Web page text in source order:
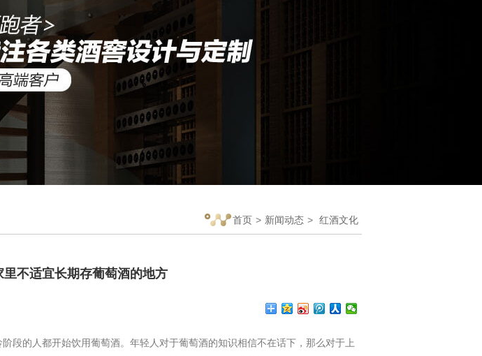
首页 > 新闻动态 > 红酒文化
里不适宜长期存葡萄酒的地方
的人都开始饮用葡萄酒。年轻人对于葡萄酒的知识相信不在话下，那么对于上